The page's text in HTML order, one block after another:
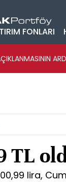
FONLARI
TL
lira,